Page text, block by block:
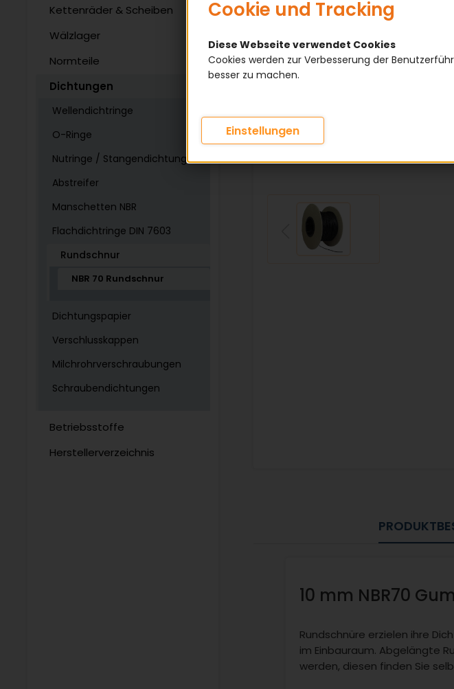
Kettenräder & Scheiben
Wälzlager
Normteile
Dichtungen
Wellendichtringe
O-Ringe
Nutringe / Stangendichtung
Abstreifer
Manschetten NBR
Flachdichtringe DIN 7603
Rundschnur
NBR 70 Rundschnur
Dichtungspapier
Verschlusskappen
Milchrohrverschraubungen
Schraubendichtungen
Betriebsstoffe
Herstellerverzeichnis
10 mm NBR70
Rundschnüre erzielen ihre
im Einbauraum. Abgelängte
werden, diesen finden Sie
Cookie und Tracking
Diese Webseite verwendet Cookies
Cookies werden zur Verbesserung der
besser zu machen.
Einstellungen